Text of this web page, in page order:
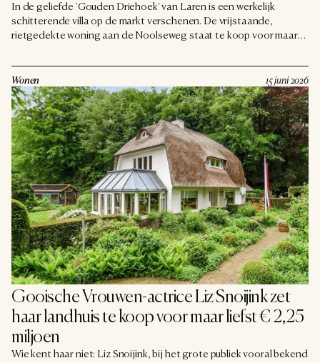
In de geliefde 'Gouden Driehoek' van Laren is een werkelijk
schitterende villa op de markt verschenen. De vrijstaande,
rietgedekte woning aan de Noolseweg staat te koop voor maar
stijlvolle familievilla met een woonoppervlakte van ruim 400
vierkante meter, een verwarmd buitenzwembad en een ligging die
in het Gooi nauwelijks te evenaren is.
Wonen 15 juni 2026
Gooische Vrouwen-actrice Liz Snoijink zet
haar landhuis te koop voor maar liefst € 2,25
miljoen
Wie kent haar niet: Liz Snoijink, bij het grote publiek vooral bekend